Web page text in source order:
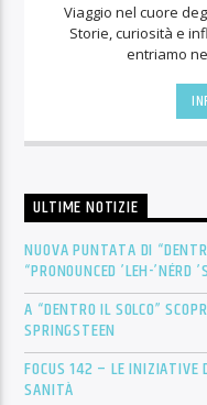
Viaggio nel cuore
Storie, curiosità e
entriamo
ULTIME NOTIZIE
NUOVA PUNTATA DI
“PRONOUNCED ’LEH-’NÉRD
A “DENTRO IL SOLCO”
SPRINGSTEEN
FOCUS 142 – LE INIZIATIVE
SANITÀ